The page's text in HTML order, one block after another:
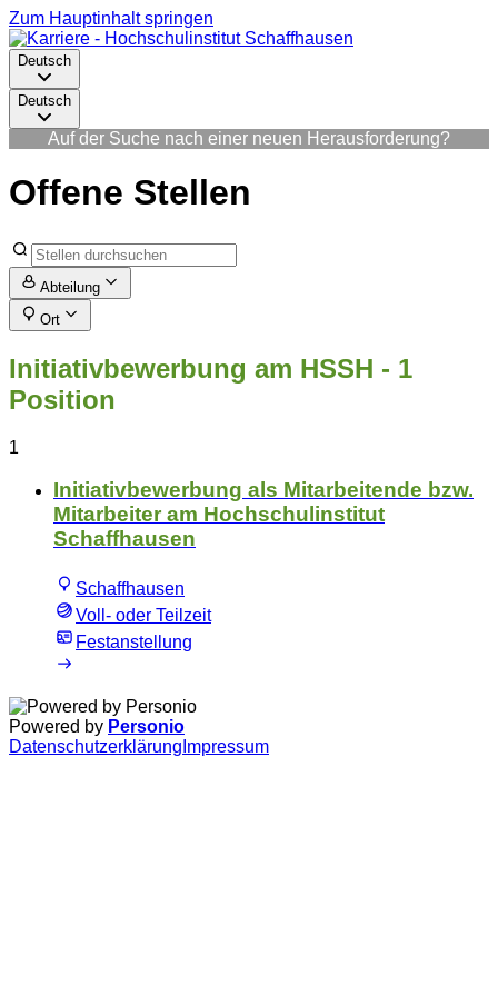
Zum Hauptinhalt springen
Deutsch
Deutsch
Auf der Suche nach einer neuen Herausforderung?
Offene Stellen
Abteilung
Ort
Initiativbewerbung am HSSH - 1
Position
1
Initiativbewerbung als Mitarbeitende bzw.
Mitarbeiter am Hochschulinstitut
Schaffhausen
Schaffhausen
Voll- oder Teilzeit
Festanstellung
Powered by Personio
Datenschutzerklärung Impressum